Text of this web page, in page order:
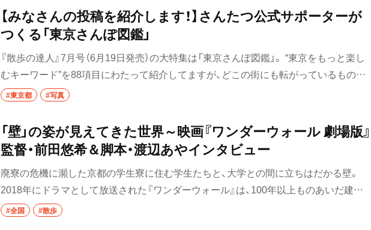
サホ
【みなさんの投稿を紹介します！】さんたつ公式サポーターが
つくる「東京さんぽ図鑑」
『散歩の達人』7月号（6月19日発売）の大特集は「東京さんぽ図鑑」。 “東京をもっと楽し
むキーワード”を88項目にわたって紹介してますが、どこの街にも転がっているものが
ほとんどです。そこで、さんたつ公式サポーターのみなさんからもキーワードに沿った
ちろん、そうでない方もぜひチェックしてみてくださいね。本記事では、誌面には載せ
きれなかった素敵な投稿を紹介します！
#東京都 #写真
「壁」の姿が見えてきた世界～映画『ワンダーウォール 劇場版』
監督・前田悠希＆脚本・渡辺あやインタビュー
廃寮の危機に瀕した京都の学生寮に住む学生たちと、大学との間に立ちはだかる壁。
2018年にドラマとして放送された『ワンダーウォール』は、100年以上ものあいだ建物
とともに引き継がれてきた豊かな文化と、それを壊そうとする大学側の姿から、現代社
#全国 #散歩